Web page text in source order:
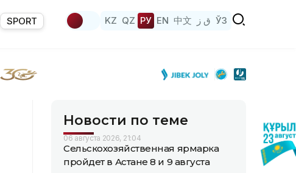
SPORT KZ QZ РУ EN 中文 ق ز ЎЗ
Новости по теме
06 августа 2026, 21:04
Сельскохозяйственная ярмарка
пройдет в Астане 8 и 9 августа